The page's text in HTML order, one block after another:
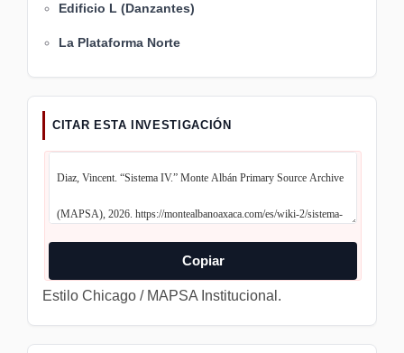
Edificio L (Danzantes)
La Plataforma Norte
CITAR ESTA INVESTIGACIÓN
Copiar
Estilo Chicago / MAPSA Institucional.